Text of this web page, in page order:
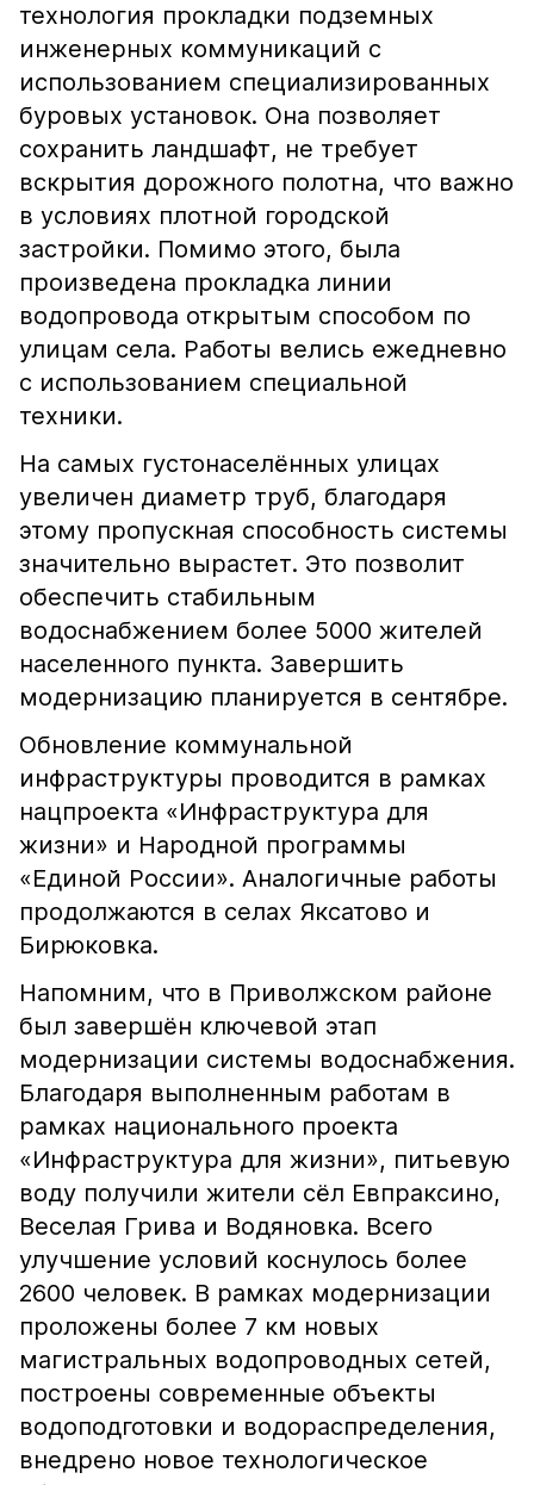
технология прокладки подземных
инженерных коммуникаций с
использованием специализированных
буровых установок. Она позволяет
сохранить ландшафт, не требует
вскрытия дорожного полотна, что важно
в условиях плотной городской
застройки. Помимо этого, была
произведена прокладка линии
водопровода открытым способом по
улицам села. Работы велись ежедневно
с использованием специальной
техники.
На самых густонаселённых улицах
увеличен диаметр труб, благодаря
этому пропускная способность системы
значительно вырастет. Это позволит
обеспечить стабильным
водоснабжением более 5000 жителей
населенного пункта. Завершить
модернизацию планируется в сентябре.
Обновление коммунальной
инфраструктуры проводится в рамках
нацпроекта «Инфраструктура для
жизни» и Народной программы
«Единой России». Аналогичные работы
продолжаются в селах Яксатово и
Бирюковка.
Напомним, что в Приволжском районе
был завершён ключевой этап
модернизации системы водоснабжения.
Благодаря выполненным работам в
рамках национального проекта
«Инфраструктура для жизни», питьевую
воду получили жители сёл Евпраксино,
Веселая Грива и Водяновка. Всего
улучшение условий коснулось более
2600 человек. В рамках модернизации
проложены более 7 км новых
магистральных водопроводных сетей,
построены современные объекты
водоподготовки и водораспределения,
внедрено новое технологическое